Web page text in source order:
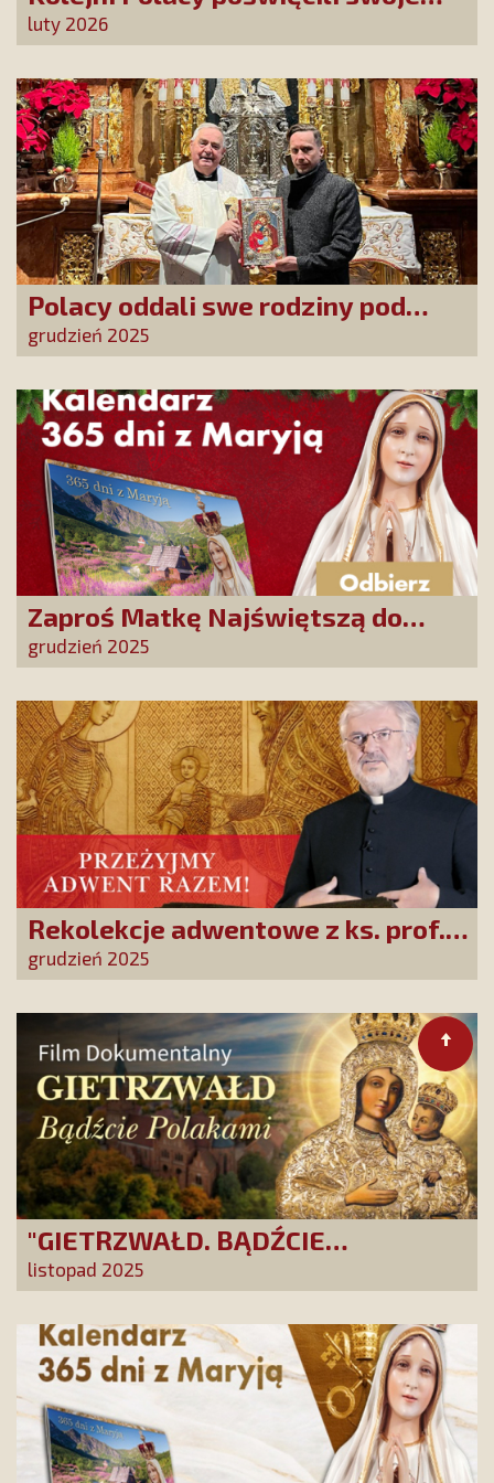
sprawy Matce Bożej Uzdrowienie
Chorych!
luty 2026
Polacy oddali swe rodziny pod
opiekę Najświętszej Rodziny!
grudzień 2025
Zaproś Matkę Najświętszą do
swojego domu! Odbierz kalendarz
„365 dni z Maryją”
grudzień 2025
Rekolekcje adwentowe z ks. prof.
Robertem Skrzypczakiem na
PCh24TV!
grudzień 2025
"GIETRZWAŁD. BĄDŹCIE
POLAKAMI". Wesprzyj produkcję
nowego filmu PCh24 TV
listopad 2025